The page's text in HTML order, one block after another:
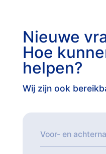
Nieuwe
Hoe
helpen?
Wij zijn ook